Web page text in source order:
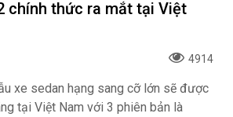
chính thức ra mắt tại Việt
4914
xe sedan hạng sang cỡ lớn sẽ được
tại Việt Nam với 3 phiên bản là